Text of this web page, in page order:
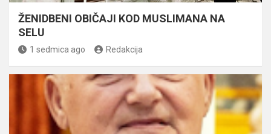
ŽENIDBENI OBIČAJI KOD MUSLIMANA NA
SELU
1 sedmica ago Redakcija